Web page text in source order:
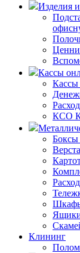
Изделия
Кассы
Кассы
КСО
Боксы
Клининг